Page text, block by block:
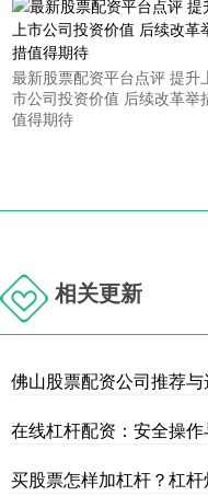
最新股票配资平台点评 提升
市公司投资价值 后续改革举
值得期待
相关更新
佛山股票配资公司推荐
在线杠杆配资：安全操
买股票怎样加杠杆？杠